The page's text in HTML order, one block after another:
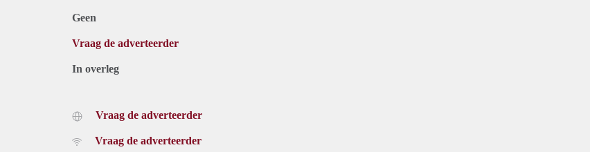
Geen
Vraag de adverteerder
In overleg
Vraag de adverteerder
Vraag de adverteerder